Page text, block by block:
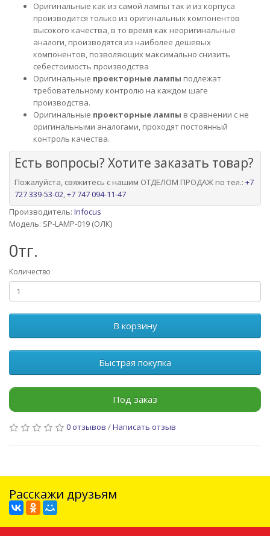
Оригинальные как из самой лампы так и из корпуса
производится только из оригинальных компонентов
высокого качества, в то время как неоригинальные
аналоги, производятся из наиболее дешевых
компонентов, позволяющих максимально снизить
себестоимость производства
Оригинальные проекторные лампы подлежат
требовательному контролю на каждом шаге
производства.
Оригинальные проекторные лампы в сравнении с не
оригинальными аналогами, проходят постоянный
контроль качества.
Есть вопросы? Хотите заказать товар?
Пожалуйста, свяжитесь с нашим ОТДЕЛОМ ПРОДАЖ по тел.: +7
727 339-53-02,+7 747 094-11-47
Производитель: Infocus
Модель: SP-LAMP-019 (ОЛК)
0тг.
Количество
В корзину
Быстрая покупка
Под заказ
0 отзывов /Написать отзыв
Расскажи друзьям